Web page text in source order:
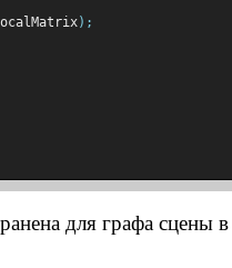
);
для графа сцены в